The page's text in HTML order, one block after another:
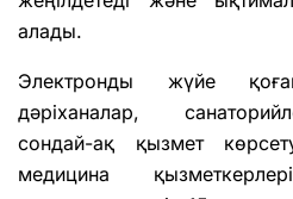
алады.
Электронды жүйе
дәріханалар,
сондай-ақ қызмет
медицина